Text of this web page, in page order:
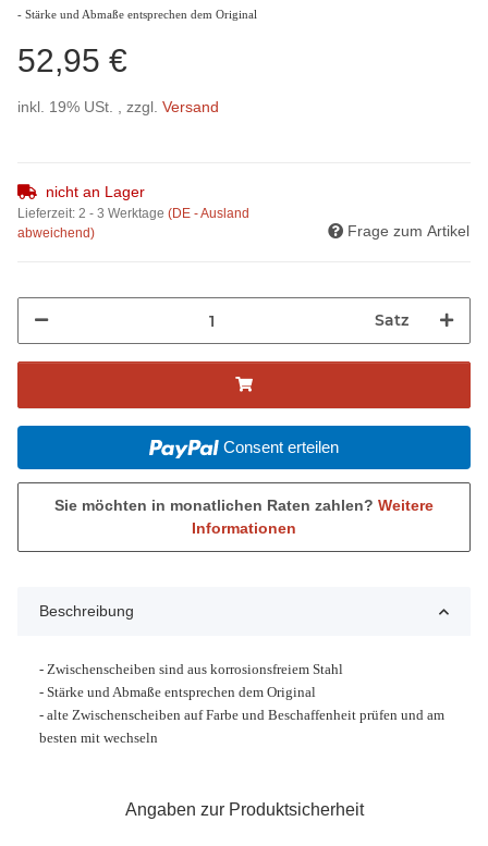
- Stärke und Abmaße entsprechen dem Original
52,95 €
inkl. 19% USt. , zzgl. Versand
nicht an Lager
Lieferzeit: 2 - 3 Werktage (DE - Ausland
abweichend)
Frage zum Artikel
Satz
Consent erteilen
Sie möchten in monatlichen Raten zahlen? Weitere
Informationen
Beschreibung
- Zwischenscheiben sind aus korrosionsfreiem Stahl
- Stärke und Abmaße entsprechen dem Original
- alte Zwischenscheiben auf Farbe und Beschaffenheit prüfen und am
besten mit wechseln
Angaben zur Produktsicherheit